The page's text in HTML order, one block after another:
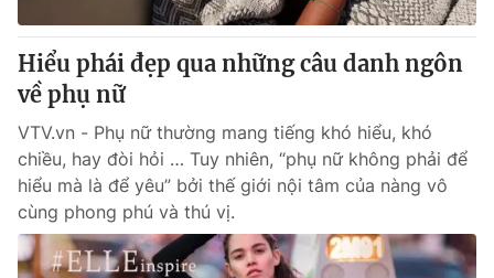
Emagazine Podcast
Photo
Video Shorts video
VTV Money VTV Thể thao
Hiểu phái đẹp qua những câu danh ngôn
về phụ nữ
VTV.vn - Phụ nữ thường mang tiếng khó hiểu, khó
chiều, hay đòi hỏi … Tuy nhiên, “phụ nữ không phải để
hiểu mà là để yêu” bởi thế giới nội tâm của nàng vô
cùng phong phú và thú vị.